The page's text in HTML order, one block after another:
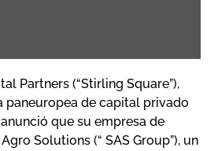
Partners (“Stirling Square”),
paneuropea de capital privado
que su empresa de
Solutions (“ SAS Group”), un